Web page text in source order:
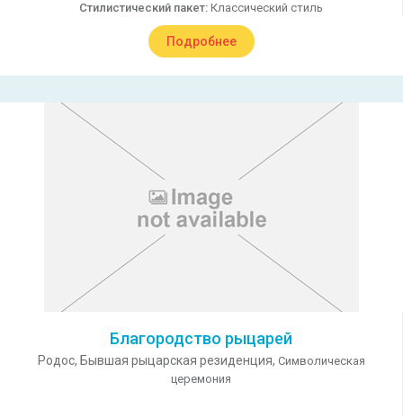
Стилистический пакет: Классический стиль
Подробнее
Благородство рыцарей
Родос, Бывшая рыцарская резиденция, Символическая
церемония